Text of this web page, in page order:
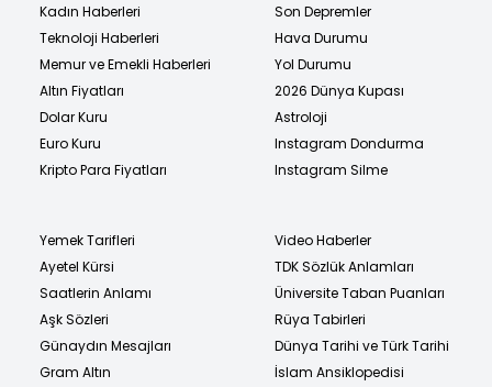
Kadın Haberleri
Teknoloji Haberleri
Memur ve Emekli Haberleri
Altın Fiyatları
Dolar Kuru
Euro Kuru
Kripto Para Fiyatları
Son Depremler
Hava Durumu
Yol Durumu
2026 Dünya Kupası
Astroloji
Instagram Dondurma
Instagram Silme
Yemek Tarifleri
Ayetel Kürsi
Saatlerin Anlamı
Aşk Sözleri
Günaydın Mesajları
Gram Altın
Video Haberler
TDK Sözlük Anlamları
Üniversite Taban Puanları
Rüya Tabirleri
Dünya Tarihi ve Türk Tarihi
İslam Ansiklopedisi